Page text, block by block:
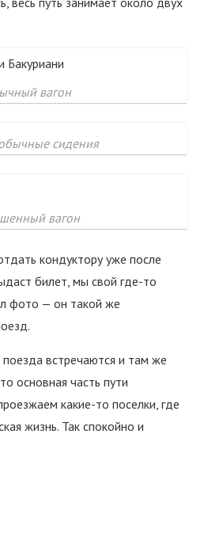
вагон
сидения
вагон
кондуктору уже после
билет, мы свой где-то
фото — он такой же
встречаются и там же
основная часть пути
какие-то поселки, где
жизнь. Так спокойно и